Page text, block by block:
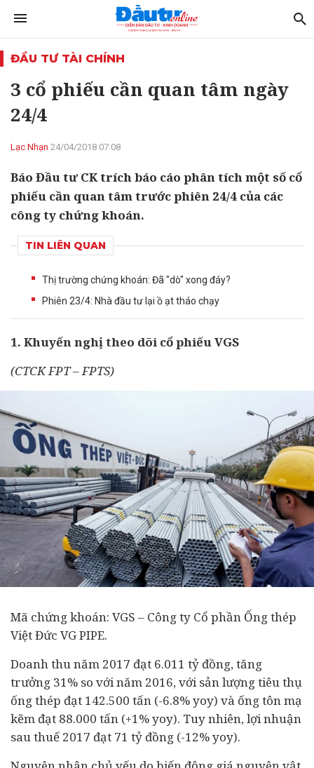
ĐẦU TƯ TÀI CHÍNH
3 cổ phiếu cần quan tâm ngày
24/4
Lạc Nhạn 24/04/2018 07:08
Báo Đầu tư CK trích báo cáo phân tích một số cổ
phiếu cần quan tâm trước phiên 24/4 của các
công ty chứng khoán.
TIN LIÊN QUAN
Thị trường chứng khoán: Đã "dò" xong đáy?
Phiên 23/4: Nhà đầu tư lại ồ ạt tháo chạy
1. Khuyến nghị theo dõi cổ phiếu VGS
(CTCK FPT – FPTS)
Mã chứng khoán: VGS – Công ty Cổ phần Ống thép
Việt Đức VG PIPE.
Doanh thu năm 2017 đạt 6.011 tỷ đồng, tăng
trưởng 31% so với năm 2016, với sản lượng tiêu thụ
ống thép đạt 142.500 tấn (-6.8% yoy) và ống tôn mạ
kẽm đạt 88.000 tấn (+1% yoy). Tuy nhiên, lợi nhuận
sau thuế 2017 đạt 71 tỷ đồng (-12% yoy).